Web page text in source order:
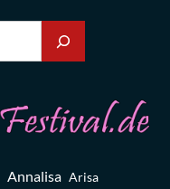
Annalisa Arisa